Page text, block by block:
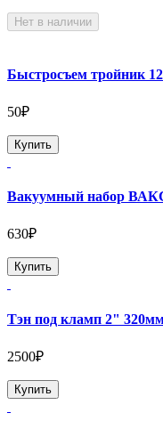
Нет в наличии
Быстросъем тройник
50₽
Купить
Вакуумный набор
630₽
Купить
Тэн под кламп 2"
2500₽
Купить